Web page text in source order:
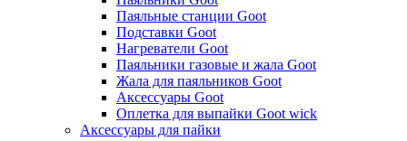
Паяльные станции Goot
Подставки Goot
Нагреватели Goot
Паяльники газовые и жала Goot
Жала для паяльников Goot
Аксессуары Goot
Оплетка для выпайки Goot wick
Аксессуары для пайки